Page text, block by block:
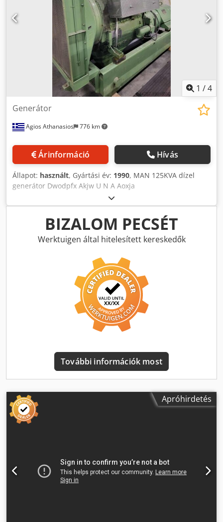
1 /4
Agios Athanasios 776 km
Generátor
Árinformáció Hívás
Állapot: használt, Gyártási év: 1990, MAN 125KVA dízel
generátor Dwodpfx Akjw U N A Aoxja
BIZALOM PECSÉT
Werktuigen által hitelesített kereskedők
További információk most
Apróhirdetés